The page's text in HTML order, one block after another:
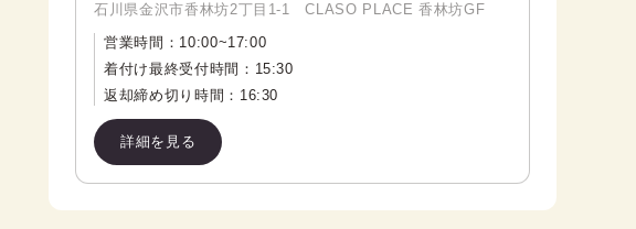
石川県金沢市香林坊2丁目1-1 CLASO PLACE 香林坊GF
営業時間： 10:00~17:00
着付け最終受付時間： 15:30
返却締め切り時間： 16:30
詳細を見る